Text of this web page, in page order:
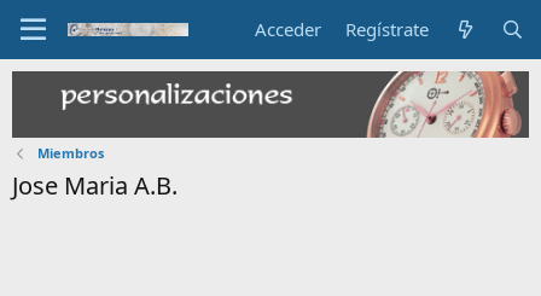
Acceder Regístrate
Miembros
Jose Maria A.B.